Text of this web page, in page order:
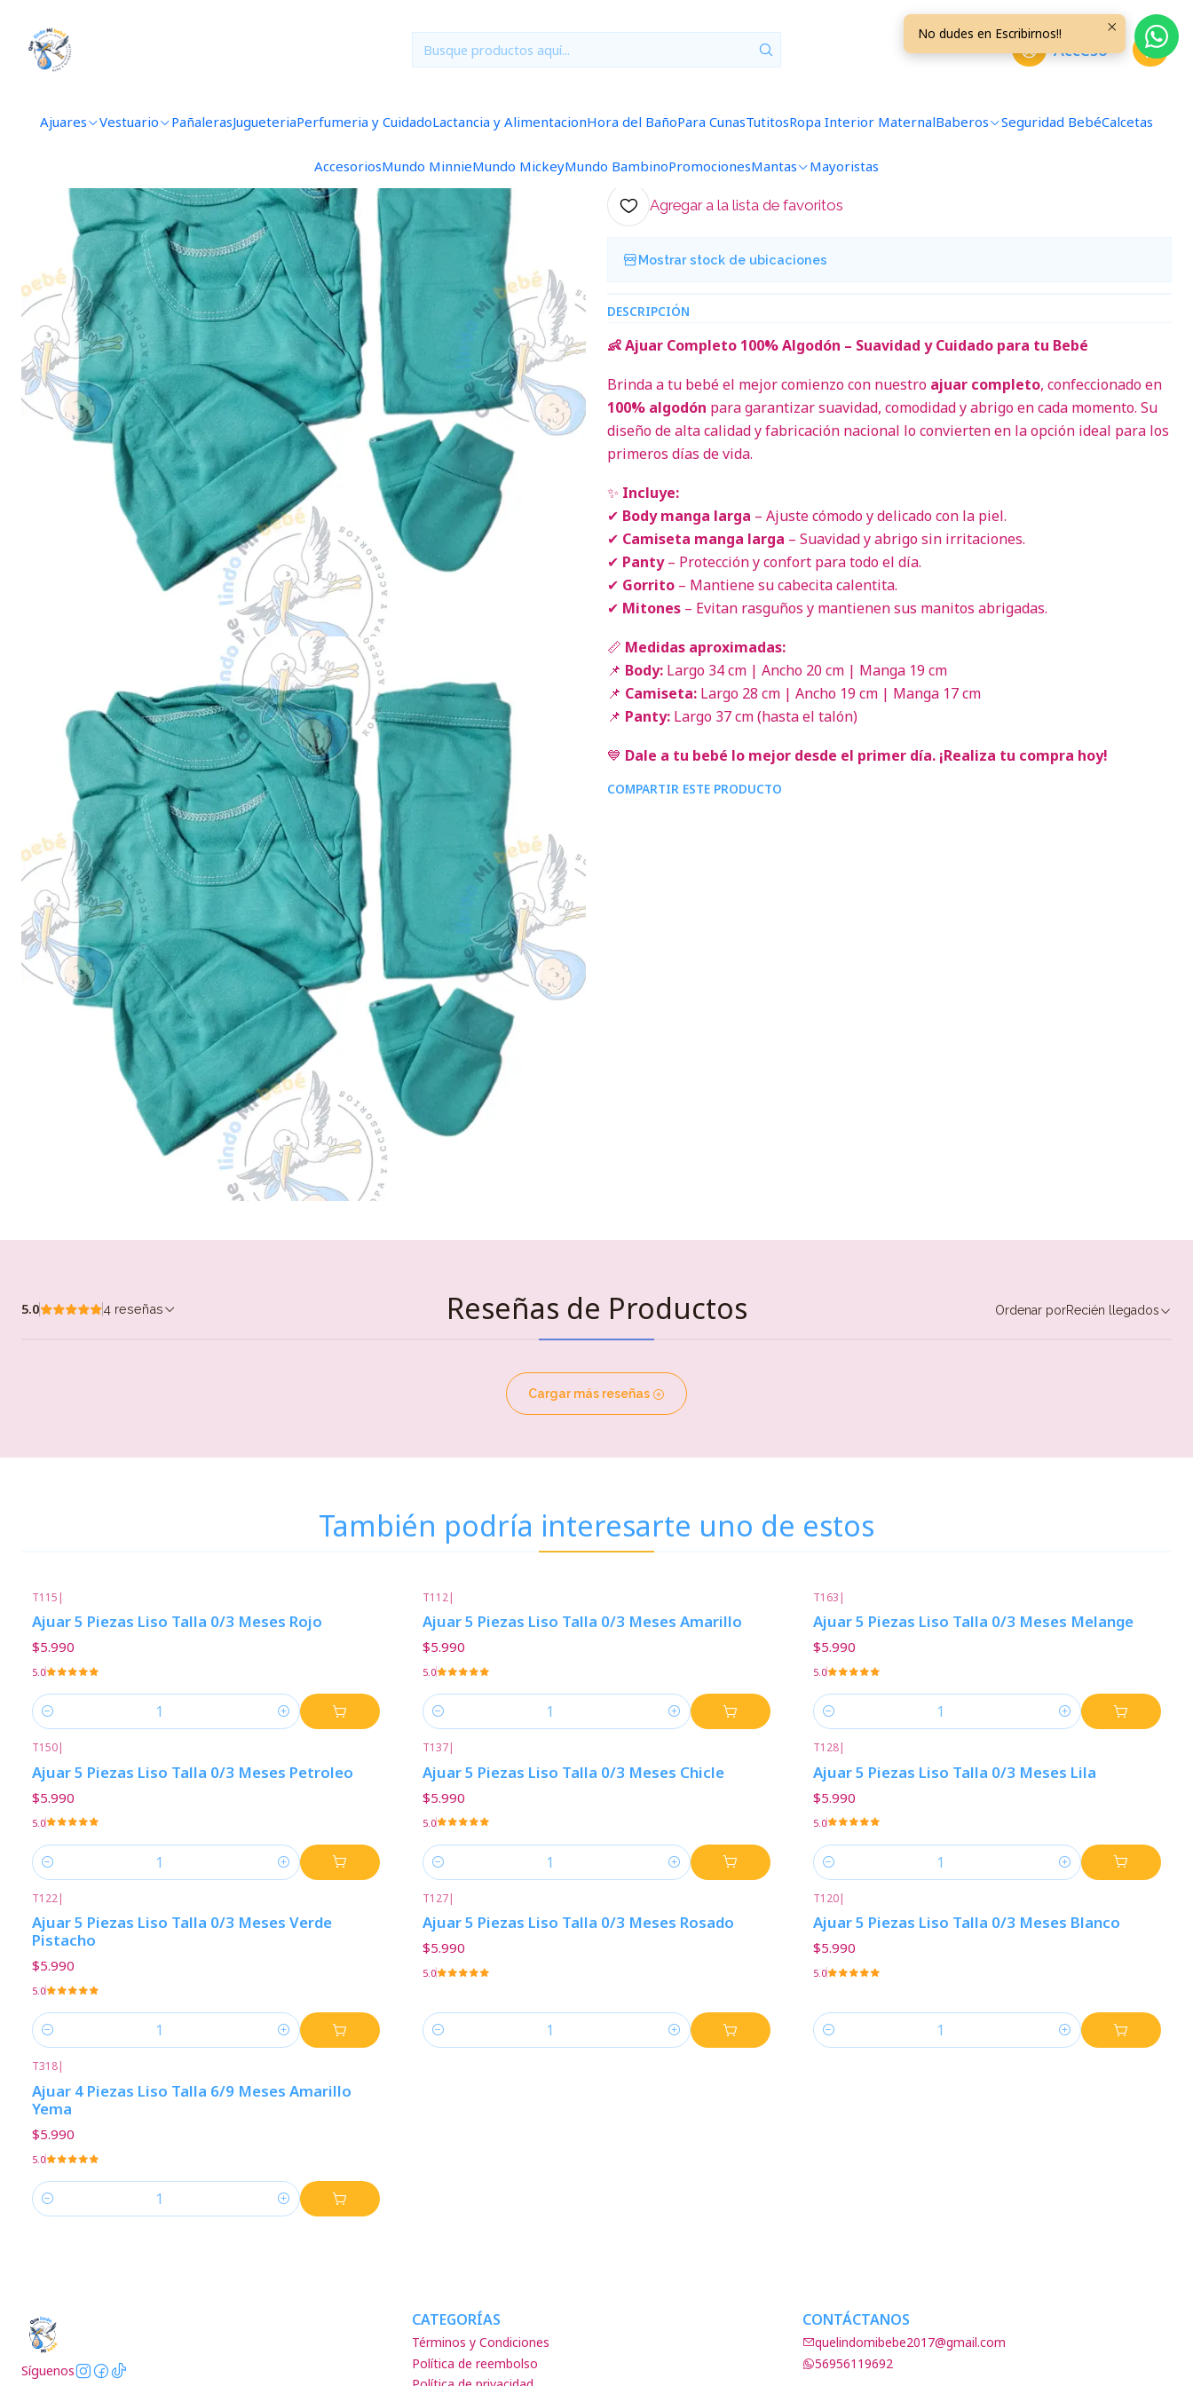
Acceso
Ajuares Vestuario PañalerasJugueteriaPerfumeria y CuidadoLactancia y AlimentacionHora del BañoPara CunasTutitosRopa Interior MaternalBaberos Seguridad BebéCalcetas
AccesoriosMundo MinnieMundo MickeyMundo BambinoPromocionesMantas Mayoristas
Esmeralda
5.0 4 reseñas
Agregar a la lista de favoritos
Mostrar stock de ubicaciones
DESCRIPCIÓN
👶 Ajuar Completo 100% Algodón – Suavidad y Cuidado para tu Bebé
Brinda a tu bebé el mejor comienzo con nuestro ajuar completo, confeccionado en
100% algodón para garantizar suavidad, comodidad y abrigo en cada momento. Su
diseño de alta calidad y fabricación nacional lo convierten en la opción ideal para los
primeros días de vida.
✨ Incluye:
✔ Body manga larga – Ajuste cómodo y delicado con la piel.
✔ Camiseta manga larga – Suavidad y abrigo sin irritaciones.
✔ Panty– Protección y confort para todo el día.
✔ Gorrito – Mantiene su cabecita calentita.
✔ Mitones – Evitan rasguños y mantienen sus manitos abrigadas.
📏 Medidas aproximadas:
📌 Body: Largo 34 cm | Ancho 20 cm | Manga 19 cm
📌 Camiseta: Largo 28 cm | Ancho 19 cm | Manga 17 cm
📌 Panty: Largo 37 cm (hasta el talón)
💙 Dale a tu bebé lo mejor desde el primer día. ¡Realiza tu compra hoy!
COMPARTIR ESTE PRODUCTO
Reseñas de Productos
5.0 4 reseñas Ordenar porRecién llegados
Cargar más reseñas
También podría interesarte uno de estos
T115 |
Ajuar 5 Piezas Liso Talla 0/3 Meses Rojo
$5.990
5.0
Cantidad
T112|
Ajuar 5 Piezas Liso Talla 0/3 Meses Amarillo
$5.990
5.0
Cantidad
T163 |
Ajuar 5 Piezas Liso Talla 0/3 Meses Melange
$5.990
5.0
Cantidad
T150|
Ajuar 5 Piezas Liso Talla 0/3 Meses Petroleo
$5.990
5.0
Cantidad
T137|
Ajuar 5 Piezas Liso Talla 0/3 Meses Chicle
$5.990
5.0
Cantidad
T128|
Ajuar 5 Piezas Liso Talla 0/3 Meses Lila
$5.990
5.0
Cantidad
T122|
Ajuar 5 Piezas Liso Talla 0/3 Meses Verde
Pistacho
$5.990
5.0
Cantidad
T127|
Ajuar 5 Piezas Liso Talla 0/3 Meses Rosado
$5.990
5.0
Cantidad
T120|
Ajuar 5 Piezas Liso Talla 0/3 Meses Blanco
$5.990
5.0
Cantidad
T318
Ajuar 4 Piezas Liso Talla 6/9 Meses Amarillo
Yema
$5.990
5.0
Cantidad
Síguenos
CATEGORÍAS
Términos y Condiciones
Política de reembolso
CONTÁCTANOS
quelindomibebe2017@gmail.com
56956119692
No dudes en Escribirnos!!